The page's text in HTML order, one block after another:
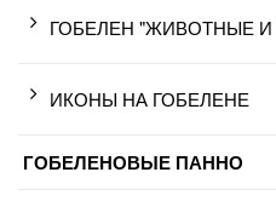
ГОБЕЛЕН "ЖИВОТНЫЕ
ИКОНЫ НА ГОБЕЛЕНЕ
ГОБЕЛЕНОВЫЕ ПАННО